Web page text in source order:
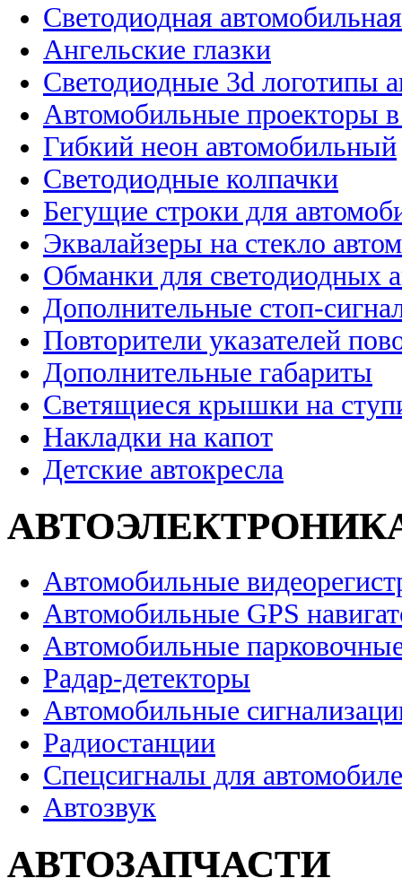
Светодиодная
Ангельские глазки
Светодиодные 3d логотипы
Автомобильные проекторы
Гибкий неон автомобильный
Светодиодные колпачки
Бегущие строки для
Эквалайзеры на стекло
Обманки для светодиодных
Дополнительные стоп-
Повторители указателей
Дополнительные габариты
Светящиеся крышки на
Накладки на капот
Детские автокресла
Автомобильные
Автомобильные GPS
Автомобильные
Радар-детекторы
Автомобильные
Радиостанции
Спецсигналы для
Автозвук
АВТОЗАПЧАСТИ